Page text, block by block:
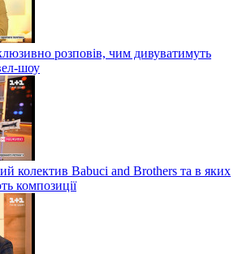
розповів, чим дивуватимуть
шоу
колектив Babuci and Brothers та в яких
композиції